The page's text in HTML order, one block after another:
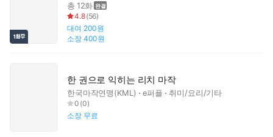
총 12화
4.8(56)
대여 200원
소장 400원
한 권으로 익히는 리치 마작
한국마작연맹(KML) e퍼플 취미/요리/기타
0 (0)
소장 무료